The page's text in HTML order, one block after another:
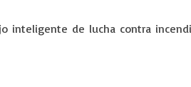
inteligente de lucha contra